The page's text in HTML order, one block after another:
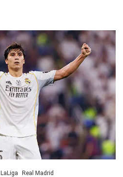
LaLiga Real Madrid